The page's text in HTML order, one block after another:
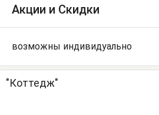
Акции и Скидки
возможны индивидуально
"Коттедж"